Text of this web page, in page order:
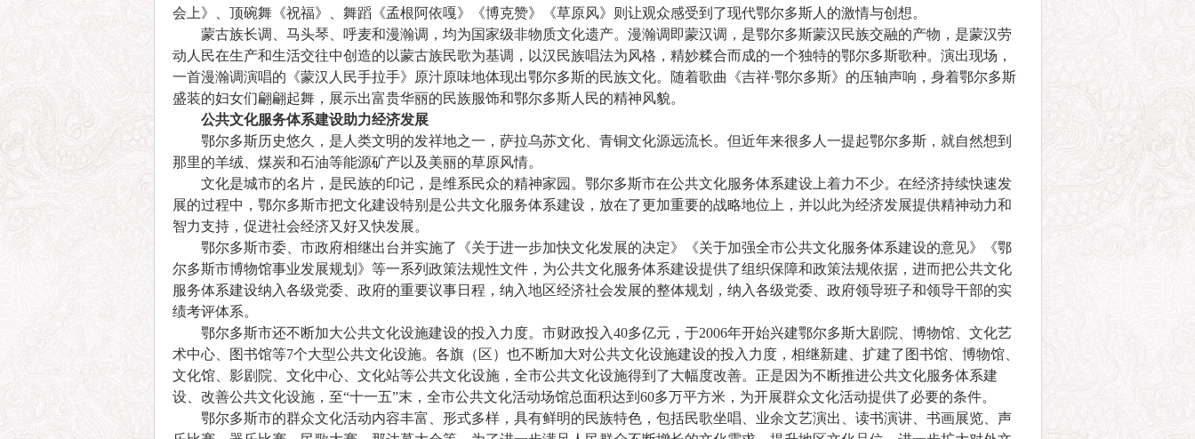
会上》、顶碗舞《祝福》、舞蹈《孟根阿依嘎》《博克赞》《草原风》则让观众感受到了现代鄂尔多斯人的激情与创想。
蒙古族长调、马头琴、呼麦和漫瀚调，均为国家级非物质文化遗产。漫瀚调即蒙汉调，是鄂尔多斯蒙汉民族交融的产物，是蒙汉劳
动人民在生产和生活交往中创造的以蒙古族民歌为基调，以汉民族唱法为风格，精妙糅合而成的一个独特的鄂尔多斯歌种。演出现场，
一首漫瀚调演唱的《蒙汉人民手拉手》原汁原味地体现出鄂尔多斯的民族文化。随着歌曲《吉祥·鄂尔多斯》的压轴声响，身着鄂尔多斯
盛装的妇女们翩翩起舞，展示出富贵华丽的民族服饰和鄂尔多斯人民的精神风貌。
公共文化服务体系建设助力经济发展
鄂尔多斯历史悠久，是人类文明的发祥地之一，萨拉乌苏文化、青铜文化源远流长。但近年来很多人一提起鄂尔多斯，就自然想到
那里的羊绒、煤炭和石油等能源矿产以及美丽的草原风情。
文化是城市的名片，是民族的印记，是维系民众的精神家园。鄂尔多斯市在公共文化服务体系建设上着力不少。在经济持续快速发
展的过程中，鄂尔多斯市把文化建设特别是公共文化服务体系建设，放在了更加重要的战略地位上，并以此为经济发展提供精神动力和
智力支持，促进社会经济又好又快发展。
鄂尔多斯市委、市政府相继出台并实施了《关于进一步加快文化发展的决定》《关于加强全市公共文化服务体系建设的意见》《鄂
尔多斯市博物馆事业发展规划》等一系列政策法规性文件，为公共文化服务体系建设提供了组织保障和政策法规依据，进而把公共文化
服务体系建设纳入各级党委、政府的重要议事日程，纳入地区经济社会发展的整体规划，纳入各级党委、政府领导班子和领导干部的实
绩考评体系。
鄂尔多斯市还不断加大公共文化设施建设的投入力度。市财政投入40多亿元，于2006年开始兴建鄂尔多斯大剧院、博物馆、文化艺
术中心、图书馆等7个大型公共文化设施。各旗（区）也不断加大对公共文化设施建设的投入力度，相继新建、扩建了图书馆、博物馆、
文化馆、影剧院、文化中心、文化站等公共文化设施，全市公共文化设施得到了大幅度改善。正是因为不断推进公共文化服务体系建
设、改善公共文化设施，至“十一五”末，全市公共文化活动场馆总面积达到60多万平方米，为开展群众文化活动提供了必要的条件。
鄂尔多斯市的群众文化活动内容丰富、形式多样，具有鲜明的民族特色，包括民歌坐唱、业余文艺演出、读书演讲、书画展览、声